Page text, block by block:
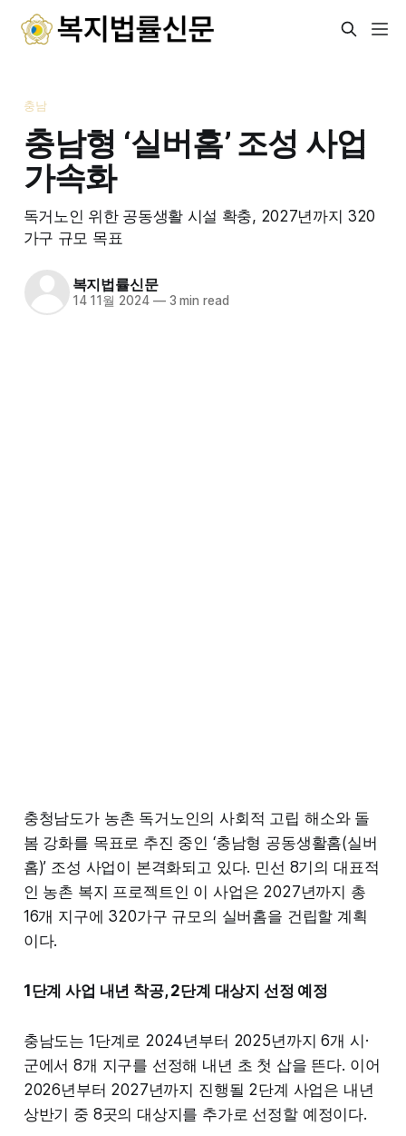
충남
충남형 ‘실버홈’ 조성 사업
가속화
독거노인 위한 공동생활 시설 확충, 2027년까지 320
가구 규모 목표
복지법률신문
14 11월 2024 —3 min read
충청남도가 농촌 독거노인의 사회적 고립 해소와 돌
봄 강화를 목표로 추진 중인 ‘충남형 공동생활홈(실버
홈)’ 조성 사업이 본격화되고 있다. 민선 8기의 대표적
인 농촌 복지 프로젝트인 이 사업은 2027년까지 총
16개 지구에 320가구 규모의 실버홈을 건립할 계획
이다.
1단계 사업 내년 착공, 2단계 대상지 선정 예정
충남도는 1단계로 2024년부터 2025년까지 6개 시·
군에서 8개 지구를 선정해 내년 초 첫 삽을 뜬다. 이어
2026년부터 2027년까지 진행될 2단계 사업은 내년
상반기 중 8곳의 대상지를 추가로 선정할 예정이다.